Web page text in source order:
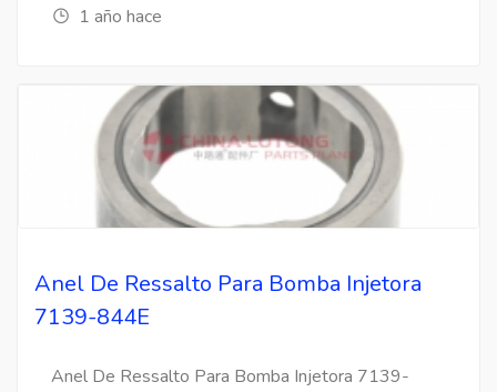
1 año hace
Anel De Ressalto Para Bomba Injetora
7139-844E
Anel De Ressalto Para Bomba Injetora 7139-